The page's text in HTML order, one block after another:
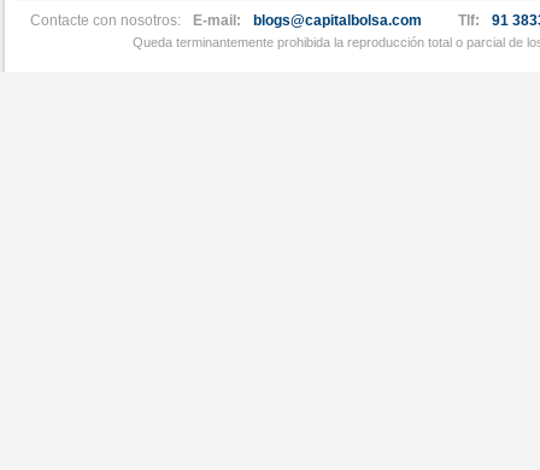
Contacte con nosotros: E-mail: blogs@capitalbolsa.com Tlf: 91
Queda terminantemente prohibida la reproducción total o parcial de